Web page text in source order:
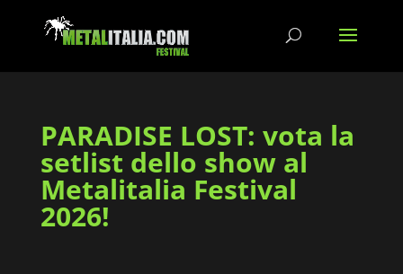
PARADISE LOST: vota la
setlist dello show al
Metalitalia Festival
2026!